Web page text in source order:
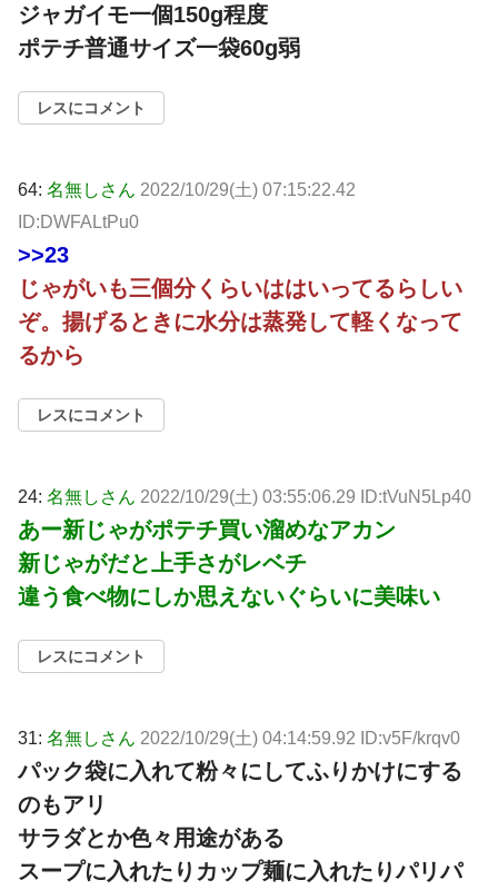
ジャガイモ一個150g程度
ポテチ普通サイズ一袋60g弱
レスにコメント
64: 名無しさん 2022/10/29(土) 07:15:22.42
ID:DWFALtPu0
>>23
じゃがいも三個分くらいははいってるらしい
ぞ。揚げるときに水分は蒸発して軽くなって
るから
レスにコメント
24: 名無しさん 2022/10/29(土) 03:55:06.29 ID:tVuN5Lp40
あー新じゃがポテチ買い溜めなアカン
新じゃがだと上手さがレベチ
違う食べ物にしか思えないぐらいに美味い
レスにコメント
31: 名無しさん 2022/10/29(土) 04:14:59.92 ID:v5F/krqv0
パック袋に入れて粉々にしてふりかけにする
のもアリ
サラダとか色々用途がある
スープに入れたりカップ麺に入れたりパリパ